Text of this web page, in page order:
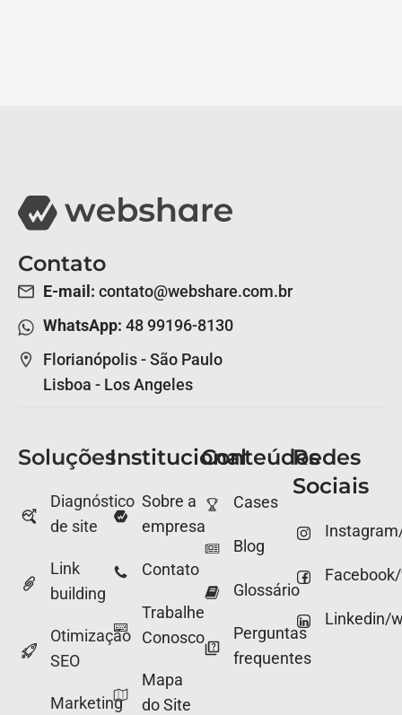
Contato
E-mail: contato@webshare.com.br
WhatsApp: 48 99196-8130
Florianópolis - São Paulo
Lisboa - Los Angeles
Soluções
Diagnóstico
de site
Link
building
Otimização
SEO
Marketing
Institucional
Sobre a
empresa
Contato
Trabalhe
Conosco
Mapa
do Site
Conteúdos
Cases
Blog
Glossário
Perguntas
frequentes
Redes
Sociais
Linkedin/